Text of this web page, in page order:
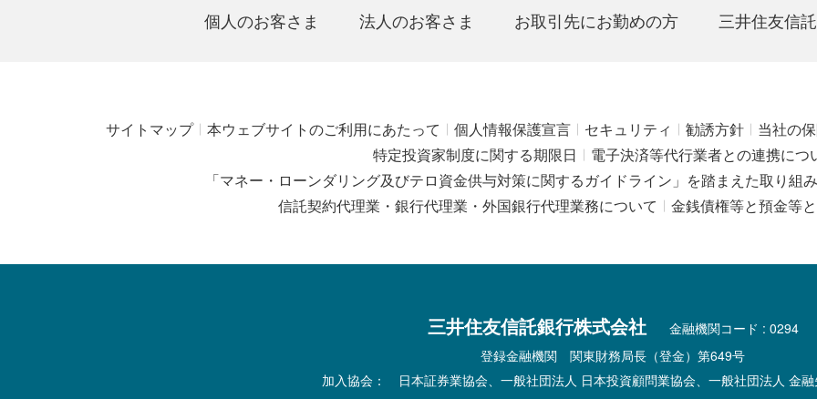
個人のお客さま 法人のお客さま お取引先にお勤めの方 三井住友信
サイトマップ 本ウェブサイトのご利用にあたって 個人情報保護宣言 セキュリティ 勧誘方針 当社の
特定投資家制度に関する期限日
電子決済等代行業者との連携につ
「マネー・ローンダリング及びテロ資金供与対策に関するガイドライン」を踏まえた取り組み
信託契約代理業・銀行代理業・外国銀行代理業務について
金銭債権等と預金等
三井住友信託銀行株式会社
金融機関コード : 0294
登録金融機関 関東財務局長（登金）第649号
加入協会： 日本証券業協会、一般社団法人 日本投資顧問業協会、一般社団法人 金